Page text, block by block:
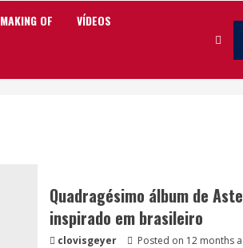
MAKING OF VÍDEOS
Quadragésimo álbum de
inspirado em brasileiro
clovisgeyer Posted on 12 months